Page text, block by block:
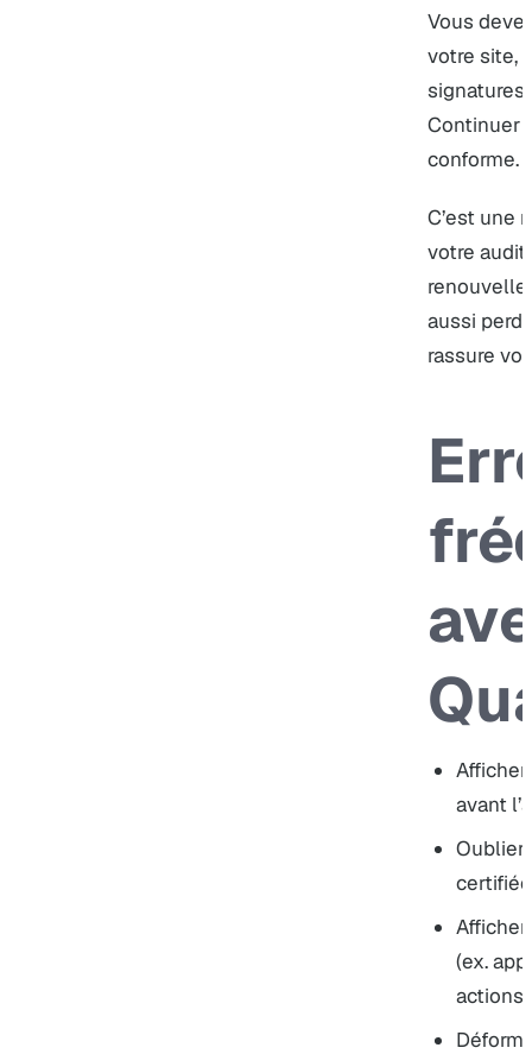
Vous
votre site,
signatures
Continuer
conforme.
C’est une
votre
aussi
rassure
avant
(ex.
actions